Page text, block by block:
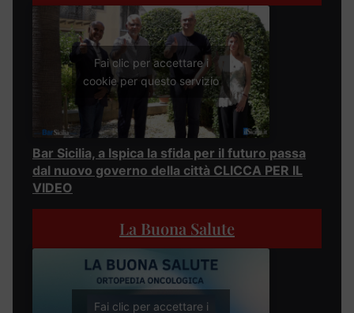
Fai clic per accettare i
cookie per questo servizio
Bar Sicilia, a Ispica la sfida per il futuro passa
dal nuovo governo della città CLICCA PER IL
VIDEO
La Buona Salute
Fai clic per accettare i